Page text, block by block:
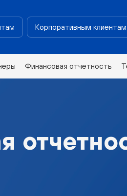
Корпоративным клиентам
Финансовая отчетность